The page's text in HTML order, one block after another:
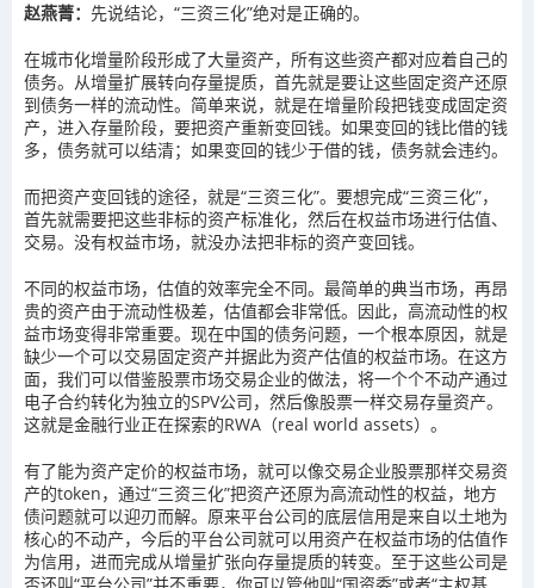
赵燕菁： 先说结论，“三资三化”绝对是正确的。
在城市化增量阶段形成了大量资产，所有这些资产都对应着自己的
债务。从增量扩展转向存量提质，首先就是要让这些固定资产还原
到债务一样的流动性。简单来说，就是在增量阶段把钱变成固定资
产，进入存量阶段，要把资产重新变回钱。如果变回的钱比借的钱
多，债务就可以结清；如果变回的钱少于借的钱，债务就会违约。
而把资产变回钱的途径，就是“三资三化”。要想完成“三资三化”，
首先就需要把这些非标的资产标准化，然后在权益市场进行估值、
交易。没有权益市场，就没办法把非标的资产变回钱。
不同的权益市场，估值的效率完全不同。最简单的典当市场，再昂
贵的资产由于流动性极差，估值都会非常低。因此，高流动性的权
益市场变得非常重要。现在中国的债务问题，一个根本原因，就是
缺少一个可以交易固定资产并据此为资产估值的权益市场。在这方
面，我们可以借鉴股票市场交易企业的做法，将一个个不动产通过
电子合约转化为独立的SPV公司，然后像股票一样交易存量资产。
这就是金融行业正在探索的RWA（real world assets）。
有了能为资产定价的权益市场，就可以像交易企业股票那样交易资
产的token，通过“三资三化”把资产还原为高流动性的权益，地方
债问题就可以迎刃而解。原来平台公司的底层信用是来自以土地为
核心的不动产，今后的平台公司就可以用资产在权益市场的估值作
为信用，进而完成从增量扩张向存量提质的转变。至于这些公司是